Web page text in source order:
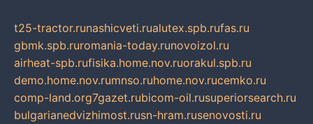
t25-tractor.runashicveti.rualutex.spb.rufas.ru
gbmk.spb.ruromania-today.runovoizol.ru
airheat-spb.rufisika.home.nov.ruorakul.spb.ru
demo.home.nov.rumnso.ruhome.nov.rucemko.ru
comp-land.org7gazet.rubicom-oil.rusuperiorsearch.ru
bulgarianedvizhimost.rusn-hram.rusenovosti.ru